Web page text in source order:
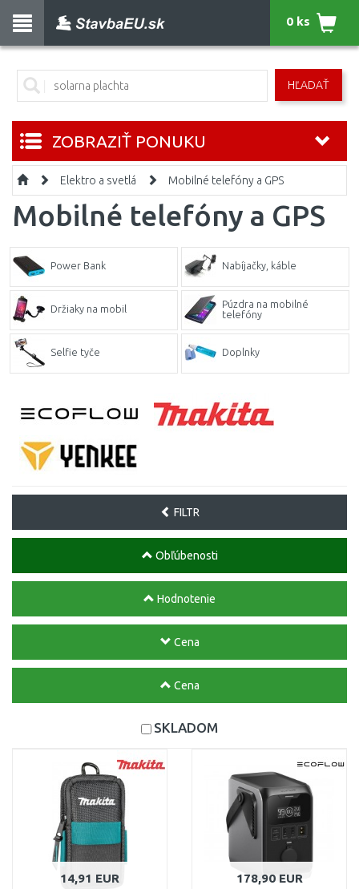
HĽADAŤ
0 ks
ZOBRAZIŤ PONUKU
Elektro a svetlá Mobilné telefóny a GPS
Mobilné telefóny a GPS
Power Bank Nabíjačky, káble
Držiaky na mobil
Púzdra na mobilné
telefóny
Selfie tyče Doplnky
FILTR
Obľúbenosti
Hodnotenie
Cena
Cena
SKLADOM
14,91 EUR 178,90 EUR